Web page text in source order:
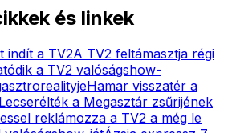
és linkek
indít a TV2A TV2 feltámasztja régi
a TV2 valóságshow-
Hamar visszatér a
Lecserélték a Megasztár zsűrijének
reklámozza a TV2 a még le